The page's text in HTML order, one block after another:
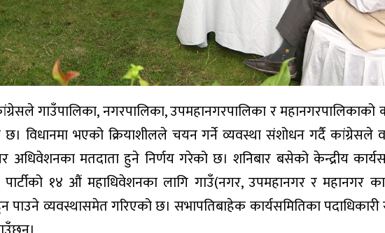
गाउँपालिका, नगरपालिका, उपमहानगरपालिका र महानगरपालिकाको
विधानमा भएको क्रियाशीलले चयन गर्ने व्यवस्था संशोधन गर्दै कांग्रेसले
अधिवेशनका मतदाता हुने निर्णय गरेको छ। शनिबार बसेको केन्द्रीय
१४ औं महाधिवेशनका लागि गाउँ(नगर, उपमहानगर र महानगर
हुन पाउने व्यवस्थासमेत गरिएको छ। सभापतिबाहेक कार्यसमितिका